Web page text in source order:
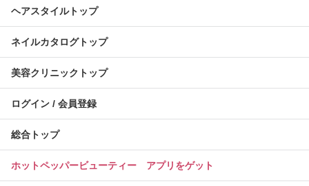
ヘアスタイルトップ
ネイルカタログトップ
美容クリニックトップ
ログイン / 会員登録
総合トップ
ホットペッパービューティー アプリをゲット